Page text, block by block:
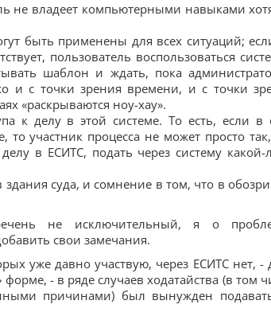
не владеет компьютерными навыками
быть применены для всех ситуаций;
пользователь воспользоваться
шаблон и ждать, пока
и с точки зрения времени, и с точки
«раскрываются ноу-хау».
к делу в этой системе. То есть, если в
участник процесса не может просто
в ЕСИТС, подать через систему какой-
суда, и сомнение в том, что в
не исключительный, я о
свои замечания.
уже давно участвую, через ЕСИТС нет, -
- в ряде случаев ходатайства (в том
причинами) был вынужден